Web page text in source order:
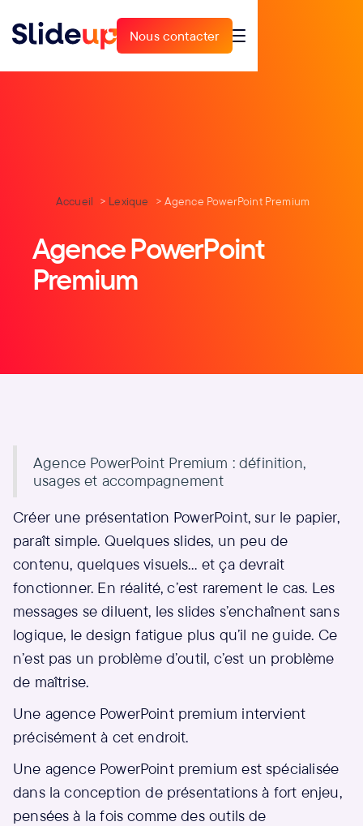
Nous contacter
Nous contacter
Accueil Lexique Agence PowerPoint Premium
Agence PowerPoint
Premium
Agence PowerPoint Premium : définition,
usages et accompagnement
Créer une présentation PowerPoint, sur le papier,
paraît simple. Quelques slides, un peu de
contenu, quelques visuels… et ça devrait
fonctionner. En réalité, c’est rarement le cas. Les
messages se diluent, les slides s’enchaînent sans
logique, le design fatigue plus qu’il ne guide. Ce
n’est pas un problème d’outil, c’est un problème
de maîtrise.
Une agence PowerPoint premium intervient
précisément à cet endroit.
Une agence PowerPoint premium est spécialisée
dans la conception de présentations à fort enjeu,
pensées à la fois comme des outils de